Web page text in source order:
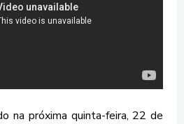
na próxima quinta-feira, 22 de